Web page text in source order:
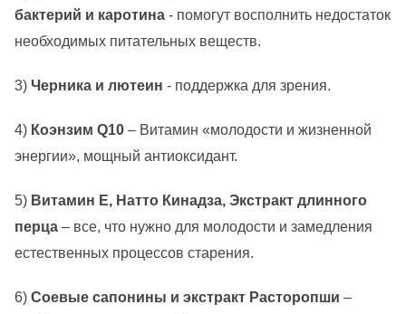
бактерий и каротина - помогут восполнить недостаток
необходимых питательных веществ.
3) Черника и лютеин - поддержка для зрения.
4) Коэнзим Q10 – Витамин «молодости и жизненной
энергии», мощный антиоксидант.
5) Витамин Е, Натто Кинадза, Экстракт длинного
перца – все, что нужно для молодости и замедления
естественных процессов старения.
6) Соевые сапонины и экстракт Расторопши –